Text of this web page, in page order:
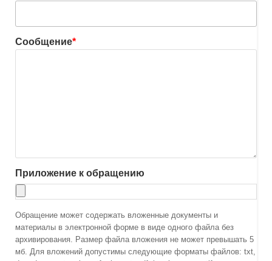
Сообщение*
Приложение к обращению
Обращение может содержать вложенные документы и
материалы в электронной форме в виде одного файла без
архивирования. Размер файла вложения не может превышать 5
мб. Для вложений допустимы следующие форматы файлов: txt,